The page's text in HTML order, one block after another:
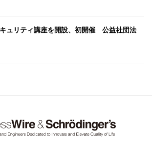
ュリティ講座を開設、初開催 公益社団法